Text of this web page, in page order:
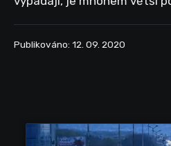
Publikováno: 12. 09. 2020